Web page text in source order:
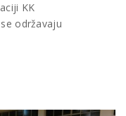
KK
održavaju